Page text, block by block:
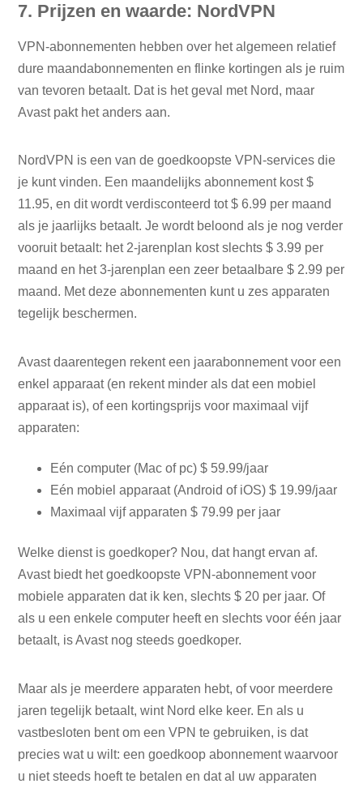
7. Prijzen en waarde: NordVPN
VPN-abonnementen hebben over het algemeen relatief
dure maandabonnementen en flinke kortingen als je ruim
van tevoren betaalt. Dat is het geval met Nord, maar
Avast pakt het anders aan.
NordVPN is een van de goedkoopste VPN-services die
je kunt vinden. Een maandelijks abonnement kost $
11.95, en dit wordt verdisconteerd tot $ 6.99 per maand
als je jaarlijks betaalt. Je wordt beloond als je nog verder
vooruit betaalt: het 2-jarenplan kost slechts $ 3.99 per
maand en het 3-jarenplan een zeer betaalbare $ 2.99 per
maand. Met deze abonnementen kunt u zes apparaten
tegelijk beschermen.
Avast daarentegen rekent een jaarabonnement voor een
enkel apparaat (en rekent minder als dat een mobiel
apparaat is), of een kortingsprijs voor maximaal vijf
apparaten:
Eén computer (Mac of pc) $ 59.99/jaar
Eén mobiel apparaat (Android of iOS) $ 19.99/jaar
Maximaal vijf apparaten $ 79.99 per jaar
Welke dienst is goedkoper? Nou, dat hangt ervan af.
Avast biedt het goedkoopste VPN-abonnement voor
mobiele apparaten dat ik ken, slechts $ 20 per jaar. Of
als u een enkele computer heeft en slechts voor één jaar
betaalt, is Avast nog steeds goedkoper.
Maar als je meerdere apparaten hebt, of voor meerdere
jaren tegelijk betaalt, wint Nord elke keer. En als u
vastbesloten bent om een ​​VPN te gebruiken, is dat
precies wat u wilt: een goedkoop abonnement waarvoor
u niet steeds hoeft te betalen en dat al uw apparaten